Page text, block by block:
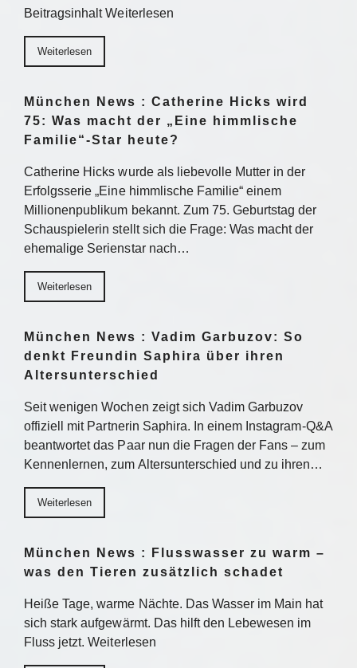
Beitragsinhalt Weiterlesen
Weiterlesen
München News : Catherine Hicks wird
75: Was macht der „Eine himmlische
Familie“-Star heute?
Catherine Hicks wurde als liebevolle Mutter in der
Erfolgsserie „Eine himmlische Familie“ einem
Millionenpublikum bekannt. Zum 75. Geburtstag der
Schauspielerin stellt sich die Frage: Was macht der
ehemalige Serienstar nach…
Weiterlesen
München News : Vadim Garbuzov: So
denkt Freundin Saphira über ihren
Altersunterschied
Seit wenigen Wochen zeigt sich Vadim Garbuzov
offiziell mit Partnerin Saphira. In einem Instagram-Q&A
beantwortet das Paar nun die Fragen der Fans – zum
Kennenlernen, zum Altersunterschied und zu ihren…
Weiterlesen
München News : Flusswasser zu warm –
was den Tieren zusätzlich schadet
Heiße Tage, warme Nächte. Das Wasser im Main hat
sich stark aufgewärmt. Das hilft den Lebewesen im
Fluss jetzt. Weiterlesen